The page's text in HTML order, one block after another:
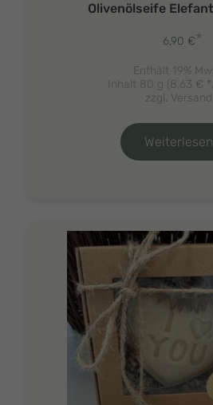
Olivenölseife
6,90 €*
Enthält 19%
Inhalt 80 g (8,63 €
zzgl. Versand
Weiterlesen